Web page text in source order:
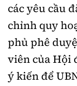
các yêu cầu
chỉnh quy
phủ phê
viên của Hội
ý kiến để